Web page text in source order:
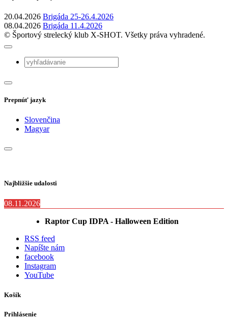
20.04.2026 Brigáda 25-26.4.2026
08.04.2026 Brigáda 11.4.2026
© Športový strelecký klub X-SHOT. Všetky práva vyhradené.
Prepnúť jazyk
Slovenčina
Magyar
Najbližšie udalosti
08.11.2026
Raptor Cup IDPA - Halloween Edition
RSS feed
Napíšte nám
facebook
Instagram
YouTube
Košík
Prihlásenie